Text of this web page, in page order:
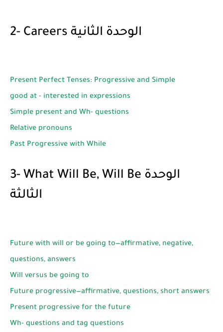
2- Careers الوحدة الثانية
Present Perfect Tenses: Progressive and Simple
good at - interested in expressions
Simple present and Wh- questions
Relative pronouns
Past Progressive with While
3- What Will Be, Will Be الوحدة
الثالثة
Future with will or be going to—affirmative, negative,
questions, answers
Will versus be going to
Future progressive—affirmative, questions, short answers
Present progressive for the future
Wh- questions and tag questions